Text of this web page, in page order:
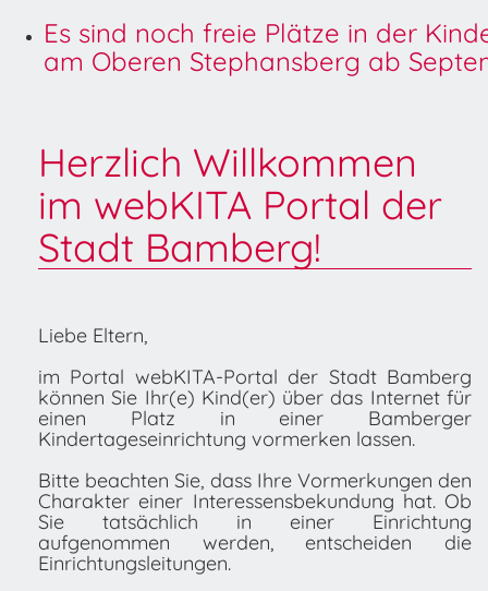
Es sind noch freie Plätze in der
am Oberen Stephansberg ab
Herzlich Willkommen
im webKITA Portal der
Stadt Bamberg!
Liebe Eltern,
im Portal webKITA-Portal der Stadt Bamberg
können Sie Ihr(e) Kind(er) über das Internet für
einen Platz in einer Bamberger
Kindertageseinrichtung vormerken lassen.
Bitte beachten Sie, dass Ihre Vormerkungen den
Charakter einer Interessensbekundung hat. Ob
Sie tatsächlich in einer Einrichtung
aufgenommen werden, entscheiden die
Einrichtungsleitungen.